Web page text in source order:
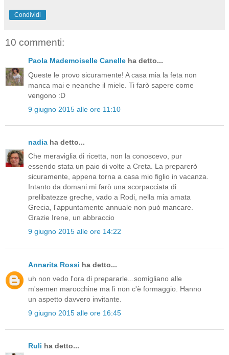
Condividi
10 commenti:
Paola Mademoiselle Canelle ha detto...
Queste le provo sicuramente! A casa mia la feta non
manca mai e neanche il miele. Ti farò sapere come
vengono :D
9 giugno 2015 alle ore 11:10
nadia ha detto...
Che meraviglia di ricetta, non la conoscevo, pur
essendo stata un paio di volte a Creta. La preparerò
sicuramente, appena torna a casa mio figlio in vacanza.
Intanto da domani mi farò una scorpacciata di
prelibatezze greche, vado a Rodi, nella mia amata
Grecia, l'appuntamente annuale non può mancare.
Grazie Irene, un abbraccio
9 giugno 2015 alle ore 14:22
Annarita Rossi ha detto...
uh non vedo l'ora di prepararle...somigliano alle
m'semen marocchine ma lì non c'è formaggio. Hanno
un aspetto davvero invitante.
9 giugno 2015 alle ore 16:45
Ruli ha detto...